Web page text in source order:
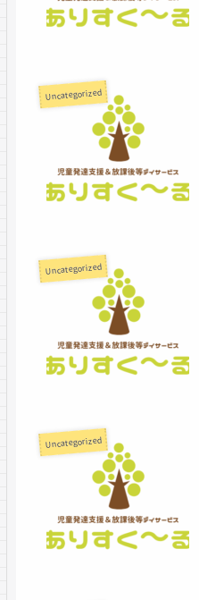
Uncategorized
Uncategorized
Uncategorized